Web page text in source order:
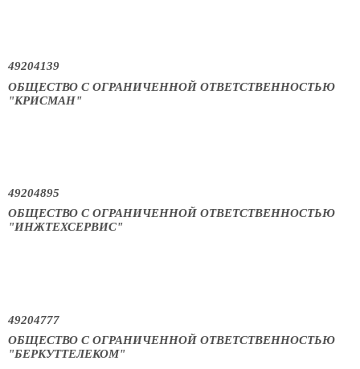
49204139
ОБЩЕСТВО С ОГРАНИЧЕННОЙ ОТВЕТСТВЕННОСТЬЮ
"КРИСМАН"
49204895
ОБЩЕСТВО С ОГРАНИЧЕННОЙ ОТВЕТСТВЕННОСТЬЮ
"ИНЖТЕХСЕРВИС"
49204777
ОБЩЕСТВО С ОГРАНИЧЕННОЙ ОТВЕТСТВЕННОСТЬЮ
"БЕРКУТТЕЛЕКОМ"